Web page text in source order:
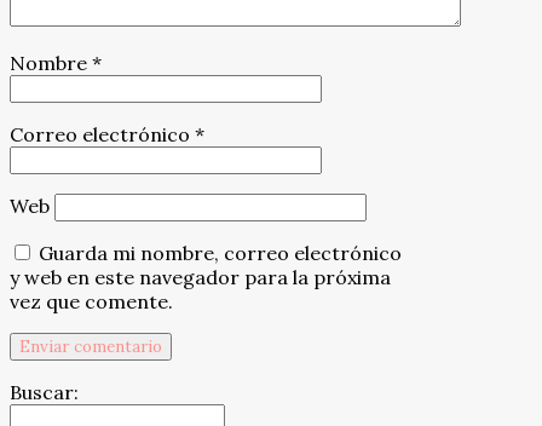
Nombre *
Correo electrónico *
Web
Guarda mi nombre, correo electrónico
y web en este navegador para la próxima
vez que comente.
Buscar: